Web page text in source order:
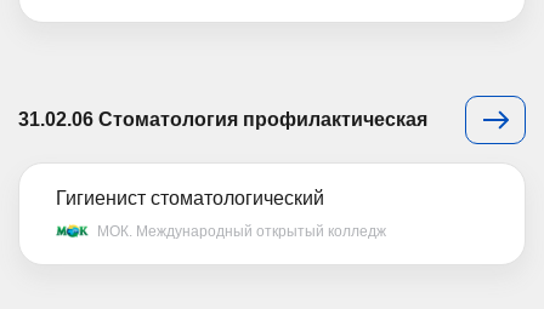
31.02.06 Стоматология профилактическая
Гигиенист стоматологический
МОК. Международный открытый колледж